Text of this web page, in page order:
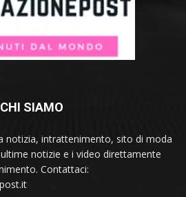
CHI SIAMO
notizia, intrattenimento, sito di moda
notizie e i video direttamente
Contattaci: